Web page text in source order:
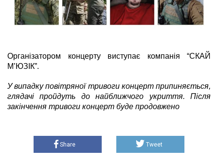
Організатором концерту виступає компанія “СКАЙ
МʼЮЗІК”.
У випадку повітряної тривоги концерт припиняється,
глядачі пройдуть до найближчого укриття. Після
закінчення тривоги концерт буде продовжено
Share Tweet